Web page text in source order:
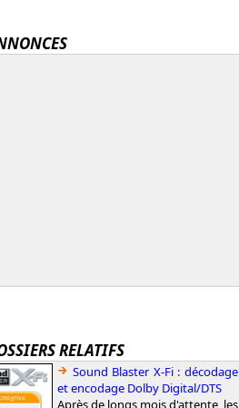
RELATIFS
Sound Blaster X-Fi : décodage
et encodage Dolby Digital/DTS
Après de longs mois d'attente, les